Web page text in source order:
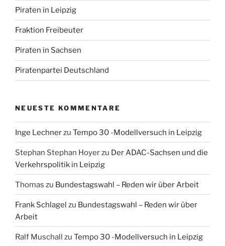
Piraten in Leipzig
Fraktion Freibeuter
Piraten in Sachsen
Piratenpartei Deutschland
NEUESTE KOMMENTARE
Inge Lechnerzu Tempo 30 -Modellversuch in Leipzig
Stephan Stephan Hoyerzu Der ADAC-Sachsen und die
Verkehrspolitik in Leipzig
Thomas zu Bundestagswahl – Reden wir über Arbeit
Frank Schlagel zu Bundestagswahl – Reden wir über
Arbeit
Ralf Muschall zu Tempo 30 -Modellversuch in Leipzig